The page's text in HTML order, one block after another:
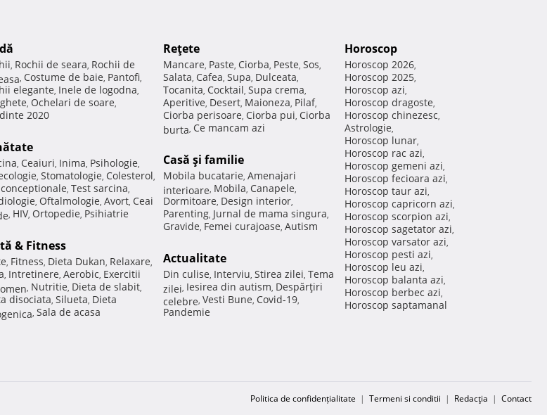
, Rochii de seara, Rochii de
, Costume de baie, Pantofi,
elegante, Inele de logodna,
, Ochelari de soare,
2020
, Ceaiuri, Inima, Psihologie,
, Stomatologie, Colesterol,
, Test sarcina,
, Oftalmologie, Avort, Ceai
, HIV, Ortopedie, Psihiatrie
& Fitness
, Fitness, Dieta Dukan, Relaxare,
, Intretinere, Aerobic, Exercitii
, Nutritie, Dieta de slabit,
disociata, Silueta, Dieta
, Sala de acasa
Reţete
Mancare, Paste, Ciorba, Peste, Sos,
Salata, Cafea, Supa, Dulceata,
Tocanita, Cocktail, Supa crema,
Aperitive, Desert, Maioneza, Pilaf,
Ciorba perisoare, Ciorba pui, Ciorba
burta, Ce mancam azi
Casă şi familie
Mobila bucatarie, Amenajari
interioare, Mobila, Canapele,
Dormitoare, Design interior,
Parenting, Jurnal de mama singura,
Gravide, Femei curajoase, Autism
Actualitate
Din culise, Interviu, Stirea zilei, Tema
zilei, Iesirea din autism, Despărţiri
celebre, Vesti Bune, Covid-19,
Pandemie
Horoscop
Horoscop 2026,
Horoscop 2025,
Horoscop azi,
Horoscop dragoste,
Horoscop chinezesc,
Astrologie,
Horoscop lunar,
Horoscop rac azi,
Horoscop gemeni azi,
Horoscop fecioara azi,
Horoscop taur azi,
Horoscop capricorn azi,
Horoscop scorpion azi,
Horoscop sagetator azi,
Horoscop varsator azi,
Horoscop pesti azi,
Horoscop leu azi,
Horoscop balanta azi,
Horoscop berbec azi,
Horoscop saptamanal
Politica de confidențialitate | Termeni si conditii | Redacţia | Contact